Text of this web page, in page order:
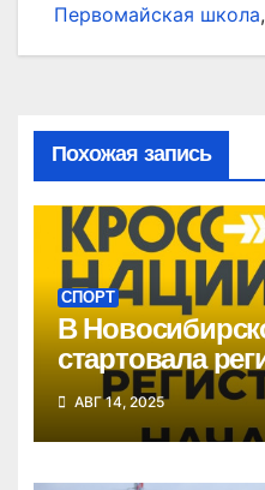
Первомайская школа,
Похожая запись
СПОРТ
В
стартовала
«Кросс нации»
АВГ 14, 2025